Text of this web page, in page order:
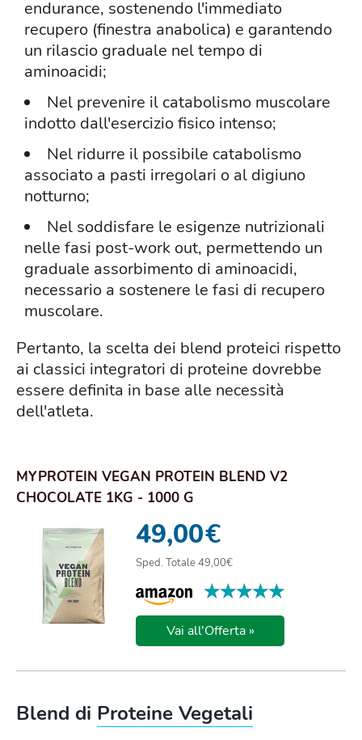
endurance, sostenendo l'immediato
recupero (finestra anabolica) e garantendo
un rilascio graduale nel tempo di
aminoacidi;
Nel prevenire il catabolismo muscolare
indotto dall'esercizio fisico intenso;
Nel ridurre il possibile catabolismo
associato a pasti irregolari o al digiuno
notturno;
Nel soddisfare le esigenze nutrizionali
nelle fasi post-work out, permettendo un
graduale assorbimento di aminoacidi,
necessario a sostenere le fasi di recupero
muscolare.
Pertanto, la scelta dei blend proteici rispetto
ai classici integratori di proteine dovrebbe
essere definita in base alle necessità
dell'atleta.
MYPROTEIN VEGAN PROTEIN BLEND V2
CHOCOLATE 1KG - 1000 G
49,00€
Sped. Totale 49,00€
★★★★★
★★★★★
Vai all'Offerta »
Blend di Proteine Vegetali